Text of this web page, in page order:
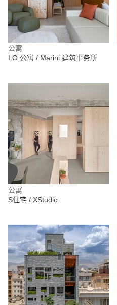
公寓
LO 公寓 / Marini 建筑事务所
公寓
S住宅 / XStudio